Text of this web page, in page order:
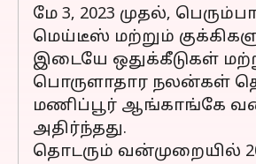
மே 3, 2023 முதல்,
மெய்டீஸ் மற்றும்
இடையே ஒதுக்கீடுகள்
பொருளாதார நலன்கள்
மணிப்பூர் ஆங்காங்கே
அதிர்ந்தது.
தொடரும் வன்முறையில்